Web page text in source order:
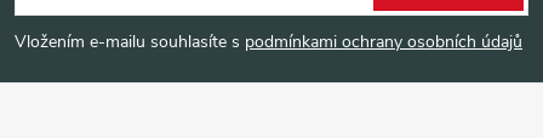
p
a
Vložením e-mailu souhlasíte s podmínkami ochrany osobních údajů